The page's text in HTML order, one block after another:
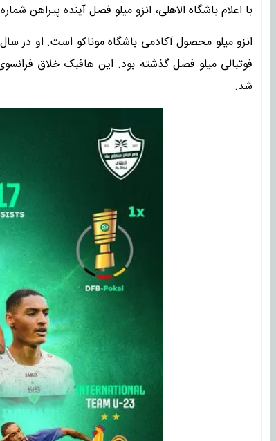
با اعلام باشگاه الاهلی، انزو میلو فصل آینده پیراهن شماره 10 ‌سبزهای جده را به تن خواهد کرد. ‌
‌شد. ‌